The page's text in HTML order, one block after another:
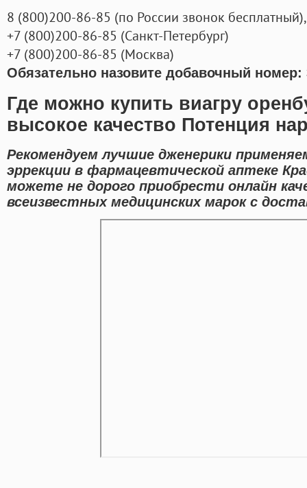
8 (800)200-86-85 (по России звонок бесплатный),
+7 (800)200-86-85 (Санкт-Петербург)
+7 (800)200-86-85 (Москва)
Обязательно назовите добавочный номер:
Где можно купить виагру
высокое качество Потенция
Рекомендуем лучшие дженерики
эррекции в фармацевтической аптеке
можете не дорого приобрести онлайн
всеизвестных медицинских марок с